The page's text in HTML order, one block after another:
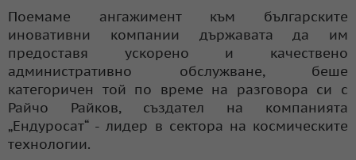
Поемаме ангажимент към българските
иновативни компании държавата да им
предоставя ускорено и качествено
административно обслужване, беше
категоричен той по време на разговора си с
Райчо Райков, създател на компанията
„Ендуросат“ - лидер в сектора на космическите
технологии.